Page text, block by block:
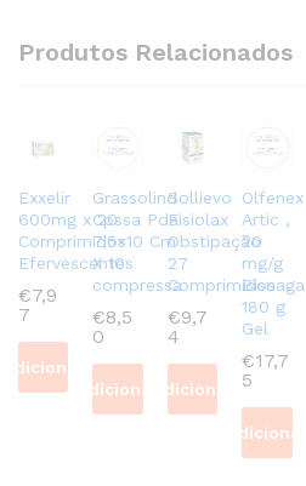
Produtos Relacionados
Exxelir
600mg x 20
Comprimidos
Efervescentes
€7,9
7
Adicionar
Grassolind
Cpssa Pda
7,5×10 Cm
X 10
compressa
€8,5
0
Adicionar
Sollievo
Fisiolax
Obstipação
27
Comprimidos
€9,7
4
Adicionar
Olfenex
Artic ,
20
mg/g
Bisnaga
180 g
Gel
€17,7
5
Adicionar